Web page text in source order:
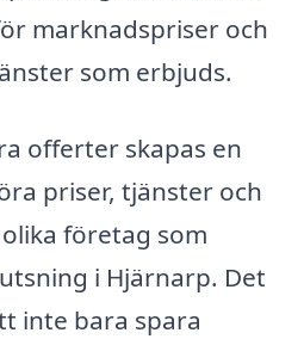
marknadspriser och
som erbjuds.
offerter skapas en
priser, tjänster och
företag som
i Hjärnarp. Det
inte bara spara